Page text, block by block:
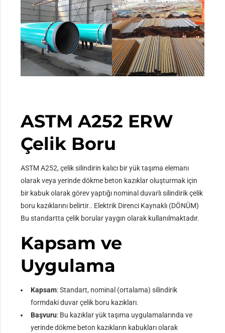
ASTM A252 ERW
Çelik Boru
ASTM A252, çelik silindirin kalıcı bir yük taşıma elemanı
olarak veya yerinde dökme beton kazıklar oluşturmak için
bir kabuk olarak görev yaptığı nominal duvarlı silindirik çelik
boru kazıklarını belirtir.. Elektrik Direnci Kaynaklı (DÖNÜM)
Bu standartta çelik borular yaygın olarak kullanılmaktadır.
Kapsam ve
Uygulama
Kapsam: Standart, nominal (ortalama) silindirik
formdaki duvar çelik boru kazıkları.
Başvuru: Bu kazıklar yük taşıma uygulamalarında ve
yerinde dökme beton kazıkların kabukları olarak